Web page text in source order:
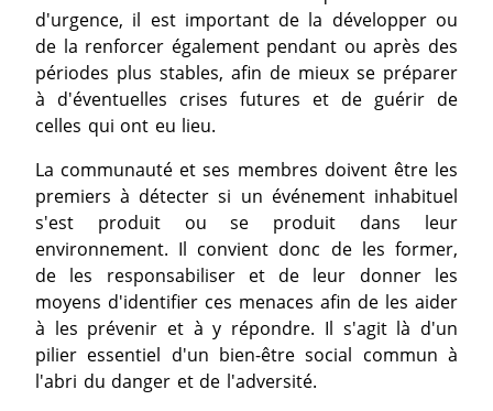
d'urgence, il est important de la développer ou
de la renforcer également pendant ou après des
périodes plus stables, afin de mieux se préparer
à d'éventuelles crises futures et de guérir de
celles qui ont eu lieu.
La communauté et ses membres doivent être les
premiers à détecter si un événement inhabituel
s'est produit ou se produit dans leur
environnement. Il convient donc de les former,
de les responsabiliser et de leur donner les
moyens d'identifier ces menaces afin de les aider
à les prévenir et à y répondre. Il s'agit là d'un
pilier essentiel d'un bien-être social commun à
l'abri du danger et de l'adversité.